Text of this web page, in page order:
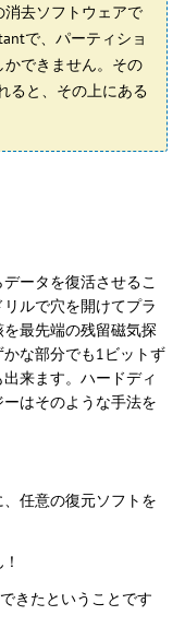
消去ソフトウェアで
で、パーティショ
できません。その
ると、その上にある
ータを復活させるこ
ルで穴を開けてプラ
最先端の残留磁気探
な部分でも1ビットず
来ます。ハードディ
はそのような手法を
任意の復元ソフトを
きたということです